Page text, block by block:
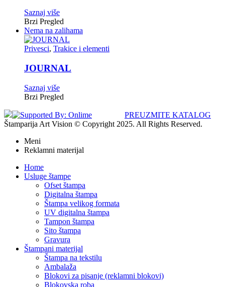
Saznaj više
Brzi Pregled
Nema na zalihama
Privesci, Trakice i elementi
JOURNAL
Saznaj više
Brzi Pregled
PREUZMITE KATALOG
Štamparija Art Vision © Copyright 2025. All Rights Reserved.
Meni
Reklamni materijal
Home
Usluge štampe
Ofset štampa
Digitalna štampa
Štampa velikog formata
UV digitalna štampa
Tampon štampa
Sito štampa
Gravura
Štampani materijal
Štampa na tekstilu
Ambalaža
Blokovi za pisanje (reklamni blokovi)
Blokovska roba